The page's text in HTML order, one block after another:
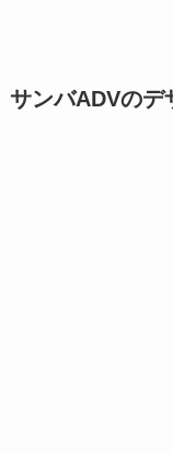
サンバADVのデ